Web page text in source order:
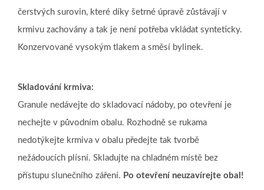
čerstvých surovin, které díky šetrné úpravě zůstávají v
krmivu zachovány a tak je není potřeba vkládat synteticky.
Konzervované vysokým tlakem a směsí bylinek.
Skladování krmiva:
Granule nedávejte do skladovací nádoby, po otevření je
nechejte v původním obalu. Rozhodně se rukama
nedotýkejte krmiva v obalu předejte tak tvorbě
nežádoucích plísní. Skladujte na chladném místě bez
přístupu slunečního záření. Po otevření neuzavírejte obal!